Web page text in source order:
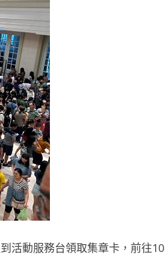
活動服務台領取集章卡，前往10